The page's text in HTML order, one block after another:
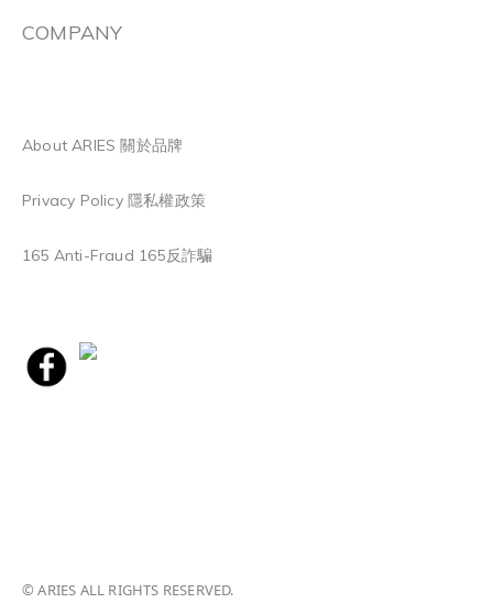
COMPANY
About ARIES 關於品牌
Privacy Policy 隱私權政策
165 Anti-Fraud 165反詐騙
© ARIES ALL RIGHTS RESERVED.